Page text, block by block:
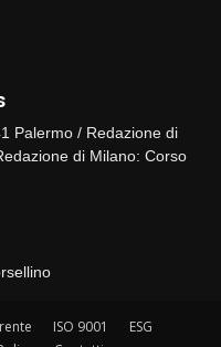
Palermo / Redazione di
di Milano: Corso
ISO 9001
ESG